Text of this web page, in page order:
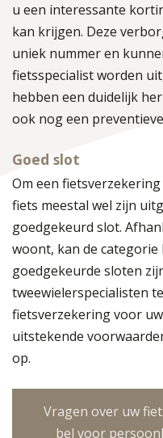
u een interessante
kan krijgen. Deze
uniek nummer en
fietsspecialist worden
hebben een duidelijk
ook nog een
Goed slot
Om een
fiets meestal wel zijn
goedgekeurd slot.
woont, kan de categorie
goedgekeurde sloten
tweewielerspecialisten
fietsverzekering voor
uitstekende
op.
Vragen over uw
bel voor